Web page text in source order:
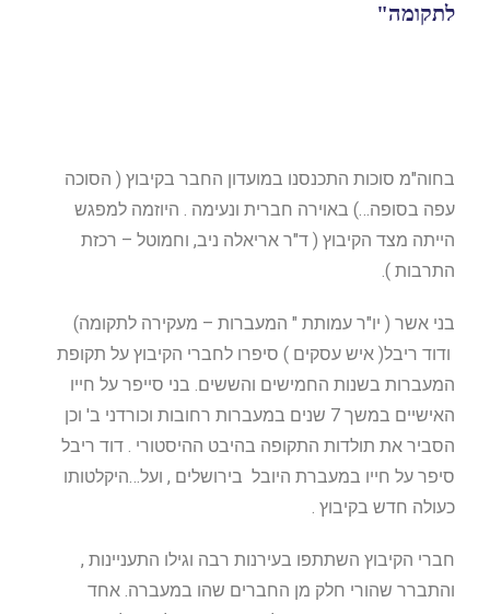
לתקומה"
בחוה"מ סוכות התכנסנו במועדון החבר בקיבוץ ( הסוכה
עפה בסופה…) באוירה חברית ונעימה . היוזמה למפגש
הייתה מצד הקיבוץ ( ד"ר אריאלה ניב, וחמוטל – רכזת
התרבות ).
בני אשר ( יו"ר עמותת " המעברות – מעקירה לתקומה)
ודוד ריבל( איש עסקים ) סיפרו לחברי הקיבוץ על תקופת
המעברות בשנות החמישים והששים. בני סייפר על חייו
האישיים במשך 7 שנים במעברות רחובות וכורדני ב' וכן
הסביר את תולדות התקופה בהיבט ההיסטורי . דוד ריבל
סיפר על חייו במעברת היובל בירושלים , ועל…היקלטותו
כעולה חדש בקיבוץ .
חברי הקיבוץ השתתפו בעירנות רבה וגילו התעניינות ,
והתברר שהורי חלק מן החברים שהו במעברה. אחד